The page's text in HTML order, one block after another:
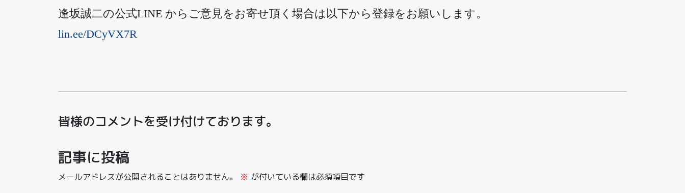
逢坂誠二の公式LINE からご意見をお寄せ頂く場合は以下から登録をお願いします。
lin.ee/DCyVX7R
皆様のコメントを受け付けております。
記事に投稿
メールアドレスが公開されることはありません。 ※ が付いている欄は必須項目です